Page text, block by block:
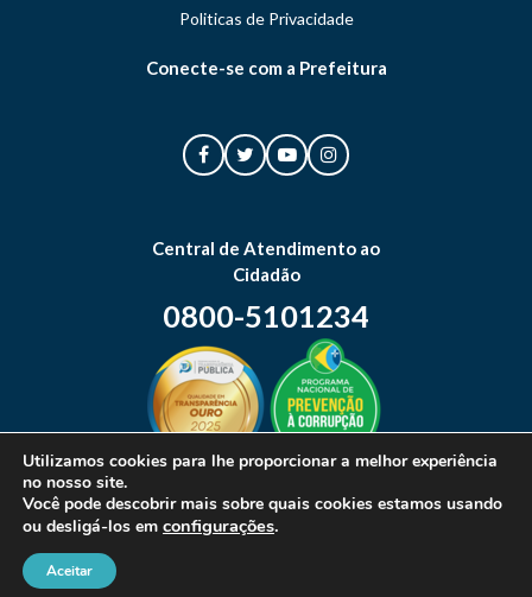
Politicas de Privacidade
Conecte-se com a Prefeitura
Central de Atendimento ao
Cidadão
0800-5101234
© 2026 Prefeitura Municipal de Canoas. Todos os direitos reservados.
Utilizamos cookies para lhe proporcionar a melhor experiência
no nosso site.
Você pode descobrir mais sobre quais cookies estamos usando
ou desligá-los em configurações.
Aceitar